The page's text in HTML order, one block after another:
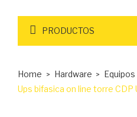
PRODUCTOS
Home Hardware
Ups bifasica on line torre CDP